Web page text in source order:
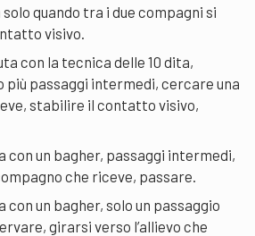
quando tra i due compagni si
visivo.
con la tecnica delle 10 dita,
più passaggi intermedi, cercare una
stabilire il contatto visivo,
con un bagher, passaggi intermedi,
che riceve, passare.
con un bagher, solo un passaggio
girarsi verso l’allievo che